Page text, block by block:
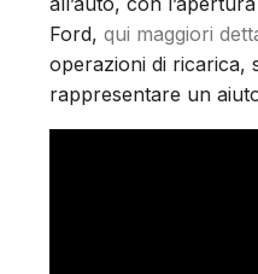
Ford, qui maggiori
operazioni di ricarica,
rappresentare un